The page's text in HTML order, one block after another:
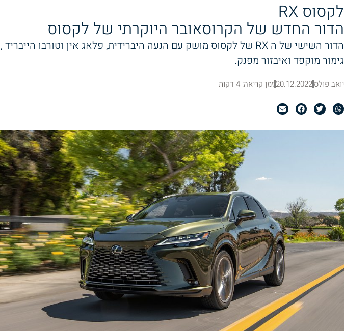
לקסוס RX
הדור החדש של הקרוסאובר היוקרתי של לקסוס
הדור השישי של ה RX של לקסוס מושק עם הנעה היברידית, פלאג אין וטורבו הייבריד ,
גימור מוקפד ואיבזור מפנק.
יואב פולס20.12.2022זמן קריאה: 4 דקות